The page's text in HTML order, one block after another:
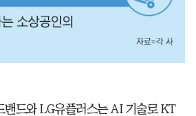
밴드와 LG유플러스는 AI 기술로 KT